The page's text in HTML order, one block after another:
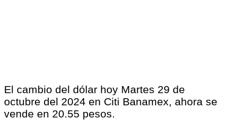
El cambio del dólar hoy Martes 29 de
octubre del 2024 en Citi Banamex, ahora se
vende en 20.55 pesos.